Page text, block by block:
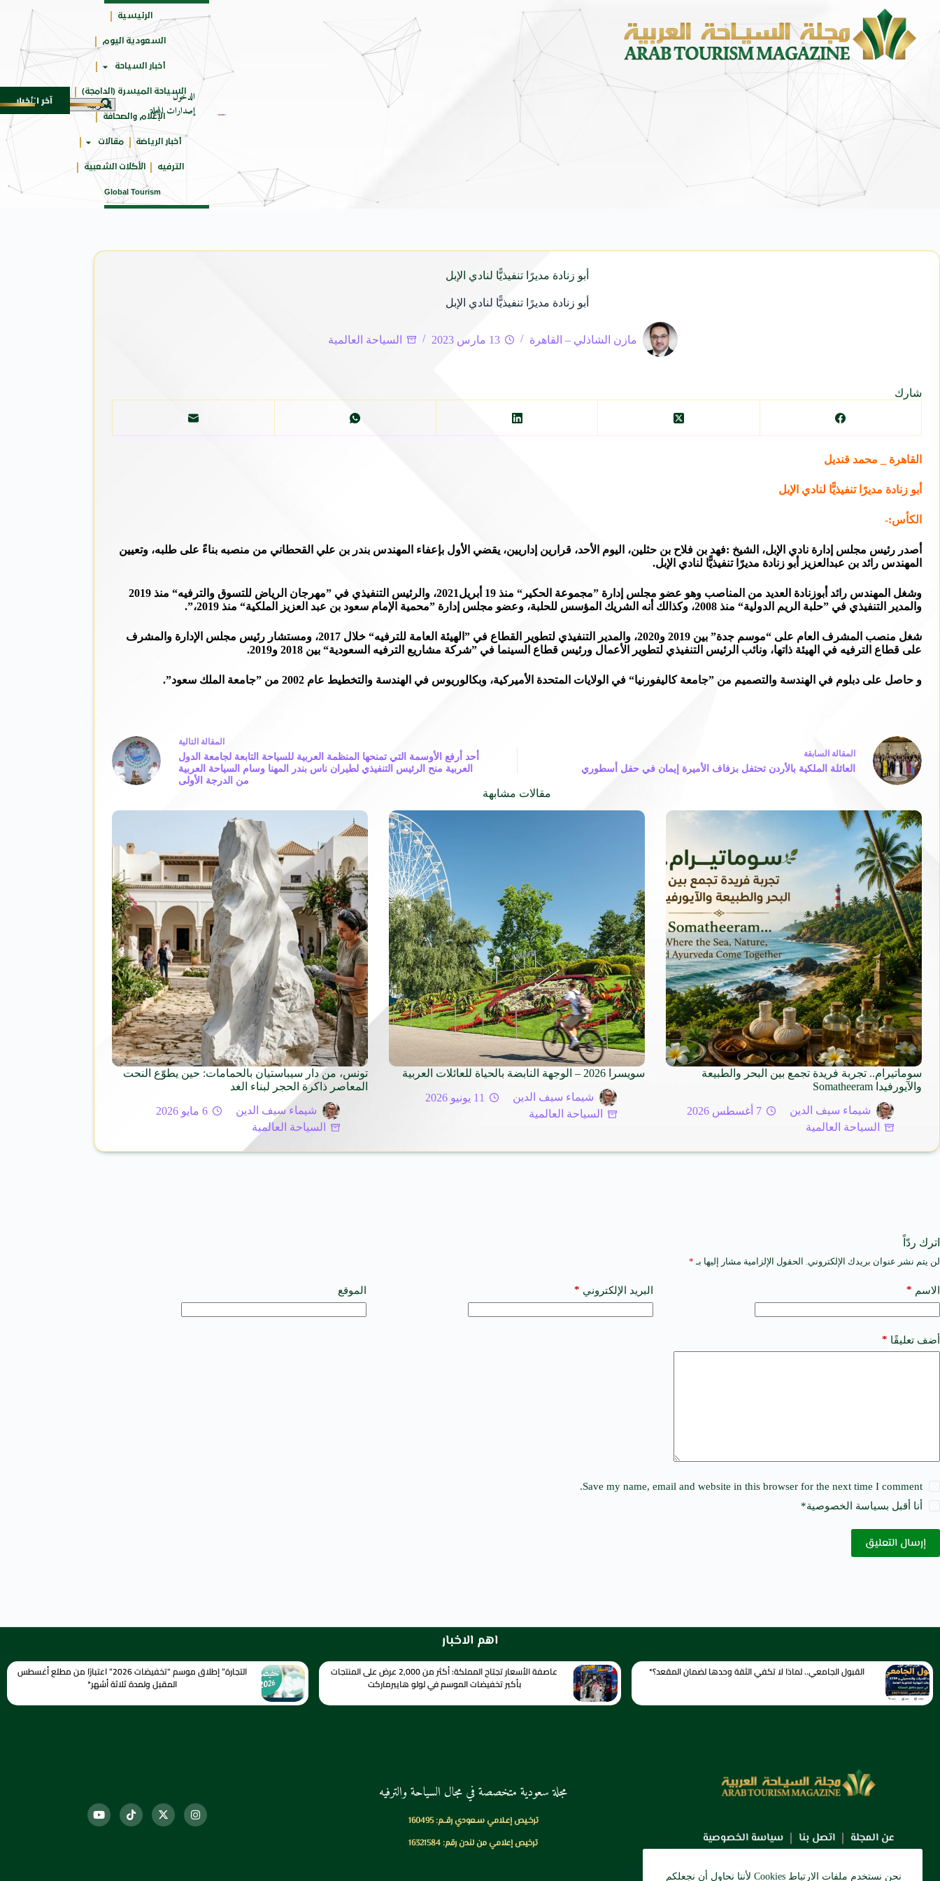
نحن نستخدم ملفات الارتباط Cookies لأننا نحاول أن نجعلكم
جائزتي
أوسكار
الدخول
إصدارات المجلة
الرئيسية
السعودية اليوم
أخبار السياحة
السياحة الميسرة (الدامجة)
الإعلام والصحافة
أخبار الرياضة مقالات
الترفيه الأكلات الشعبية
Global Tourism
آخر الأخبار محمد يوسف ناغي للسيارات تطلق هيونداي فينيو الجديدة كلياً في جدة بارك .. تصميم جريء وتقنيات ذكية تعيد تعريف فئة الـ SUV المدمجة مهرجان صيف بريدة يستقطب أكثر من 4 آلاف زائر يوميا ويوفر 500 فرصة
أبو زنادة مديرًا تنفيذيًّا لنادي الإبل
أبو زنادة مديرًا تنفيذيًّا لنادي الإبل
مازن الشاذلي – القاهرة 13 مارس 2023 السياحة العالمية
شارك
القاهرة _ محمد قنديل
أبو زنادة مديرًا تنفيذيًّا لنادي الإبل
الكأس:-
أصدر رئيس مجلس إدارة نادي الإبل، الشيخ :فهد بن فلاح بن حثلين، اليوم الأحد، قرارين إداريين، يقضي الأول بإعفاء المهندس بندر بن علي القحطاني من منصبه بناءً على طلبه، وتعيين
المهندس رائد بن عبدالعزيز أبو زنادة مديرًا تنفيذيًّا لنادي الإبل.
وشغل المهندس رائد أبوزنادة العديد من المناصب
وهو عضو مجلس إدارة ”مجموعة الحكير“ منذ 19 أبريل2021، والرئيس التنفيذي في ”مهرجان الرياض للتسوق والترفيه“ منذ 2019
والمدير التنفيذي في ”حلبة الريم الدولية“ منذ 2008، وكذالك أنه الشريك المؤسس للحلبة، وعضو مجلس إدارة ”محمية الإمام سعود بن عبد العزيز الملكية“ منذ 2019،”.
شغل منصب المشرف العام على “موسم جدة” بين 2019 و2020، والمدير التنفيذي لتطوير القطاع في ”الهيئة العامة للترفيه“ خلال 2017، ومستشار رئيس مجلس الإدارة والمشرف
على قطاع الترفيه في الهيئة ذاتها، ونائب الرئيس التنفيذي لتطوير الأعمال ورئيس قطاع السينما في ”شركة مشاريع الترفيه السعودية“ بين 2018 و2019.
و حاصل على دبلوم في الهندسة والتصميم من ”جامعة كاليفورنيا“ في الولايات المتحدة الأميركية، وبكالوريوس في الهندسة والتخطيط عام 2002 من ”جامعة الملك سعود”.
المقالة السابقة
العائلة الملكية بالأردن تحتفل بزفاف الأميرة إيمان في حفل أسطوري
المقالة التالية
أحد أرفع الأوسمة التي تمنحها المنظمة العربية للسياحة التابعة لجامعة الدول
العربية منح الرئيس التنفيذي لطيران ناس بندر المهنا وسام السياحة العربية
من الدرجة الأولى
مقالات مشابهة
سوماتيرام.. تجربة فريدة تجمع بين البحر والطبيعة
والآيورفيدا Somatheeram
شيماء سيف الدين
7 أغسطس 2026
السياحة العالمية
سويسرا 2026 – الوجهة النابضة بالحياة للعائلات العربية
شيماء سيف الدين
11 يونيو 2026
السياحة العالمية
تونس، من دار سيباستيان بالحمامات: حين يطوّع النحت
المعاصر ذاكرة الحجر لبناء الغد
شيماء سيف الدين
6 مايو 2026
السياحة العالمية
اترك ردّاً
لن يتم نشر عنوان بريدك الإلكتروني. الحقول الإلزامية مشار إليها بـ *
الاسم * البريد الإلكتروني * الموقع
أضف تعليقًا *
Save my name, email and website in this browser for the next time I comment.
أنا أقبل بسياسة الخصوصية*
إرسال التعليق
A
t
e
a
t
اهم الاخبار
القبول الجامعي.. لماذا لا تكفي الثقة وحدها لضمان المقعد؟* عاصفة الأسعار تجتاح المملكة: أكثر من 2,000 عرض على المنتجات
بأكبر تخفيضات الموسم في لولو هايبرماركت
التجارة” إطلاق موسم “تخفيضات 2026” اعتبارًا من مطلع أغسطس
المقبل ولمدة ثلاثة أشهر*
عن المجلة اتصل بنا سياسة الخصوصية
مجلة سعودية متخصصة في مجال السياحة والترفيه
ترخـيص إعـلامي سـعودي رقــم: 160495
ترخيص إعلامي من لندن رقم: 16321584